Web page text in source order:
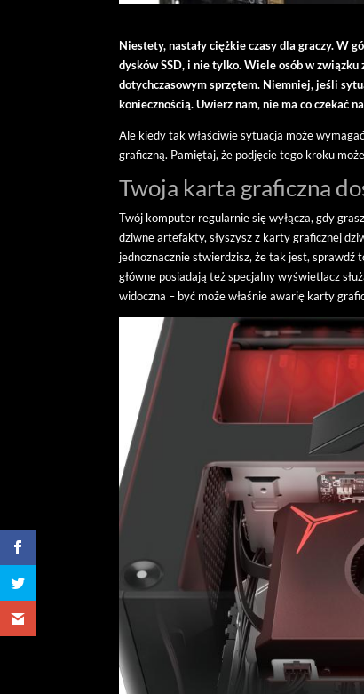
Niestety, nastały ciężkie czasy dla graczy. W
dysków SSD, i nie tylko. Wiele osób w
dotychczasowym sprzętem. Niemniej, jeśli
koniecznością. Uwierz nam, nie ma co czekać
Ale kiedy tak właściwie sytuacja może
graficzną. Pamiętaj, że podjęcie tego kroku
Twoja karta graficzna
Twój komputer regularnie się wyłącza, gdy
dziwne artefakty, słyszysz z karty graficznej
jednoznacznie stwierdzisz, że tak jest,
główne posiadają też specjalny wyświetlacz
widoczna – być może właśnie awarię karty